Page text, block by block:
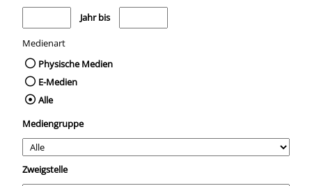
Medien anzeigen, die nach dem Jahr veröffentlicht wurden
Jahr bis
Medienart
Physische Medien
E-Medien
Alle
Mediengruppe
Zweigstelle